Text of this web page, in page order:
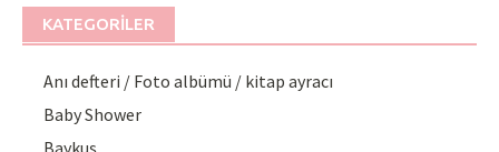
KATEGORILER
Anı defteri / Foto albümü / kitap ayracı
Baby Shower